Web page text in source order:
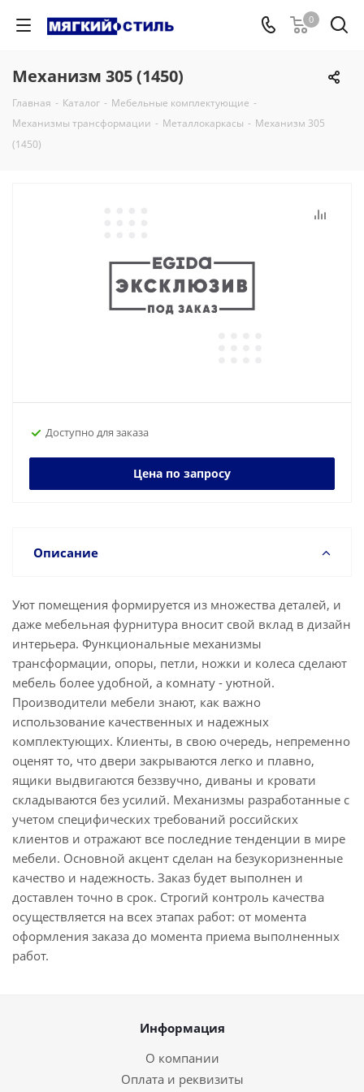
0
Механизм 305 (1450)
Главная - Каталог - Мебельные комплектующие -
Механизмы трансформации - Металлокаркасы - Механизм 305
(1450)
Доступно для заказа
Цена по запросу
Описание
Уют помещения формируется из множества деталей, и
даже мебельная фурнитура вносит свой вклад в дизайн
интерьера. Функциональные механизмы
трансформации, опоры, петли, ножки и колеса сделают
мебель более удобной, а комнату - уютной.
Производители мебели знают, как важно
использование качественных и надежных
комплектующих. Клиенты, в свою очередь, непременно
оценят то, что двери закрываются легко и плавно,
ящики выдвигаются беззвучно, диваны и кровати
складываются без усилий. Механизмы разработанные с
учетом специфических требований российских
клиентов и отражают все последние тенденции в мире
мебели. Основной акцент сделан на безукоризненные
качество и надежность. Заказ будет выполнен и
доставлен точно в срок. Строгий контроль качества
осуществляется на всех этапах работ: от момента
оформления заказа до момента приема выполненных
работ.
Информация
О компании
Оплата и реквизиты